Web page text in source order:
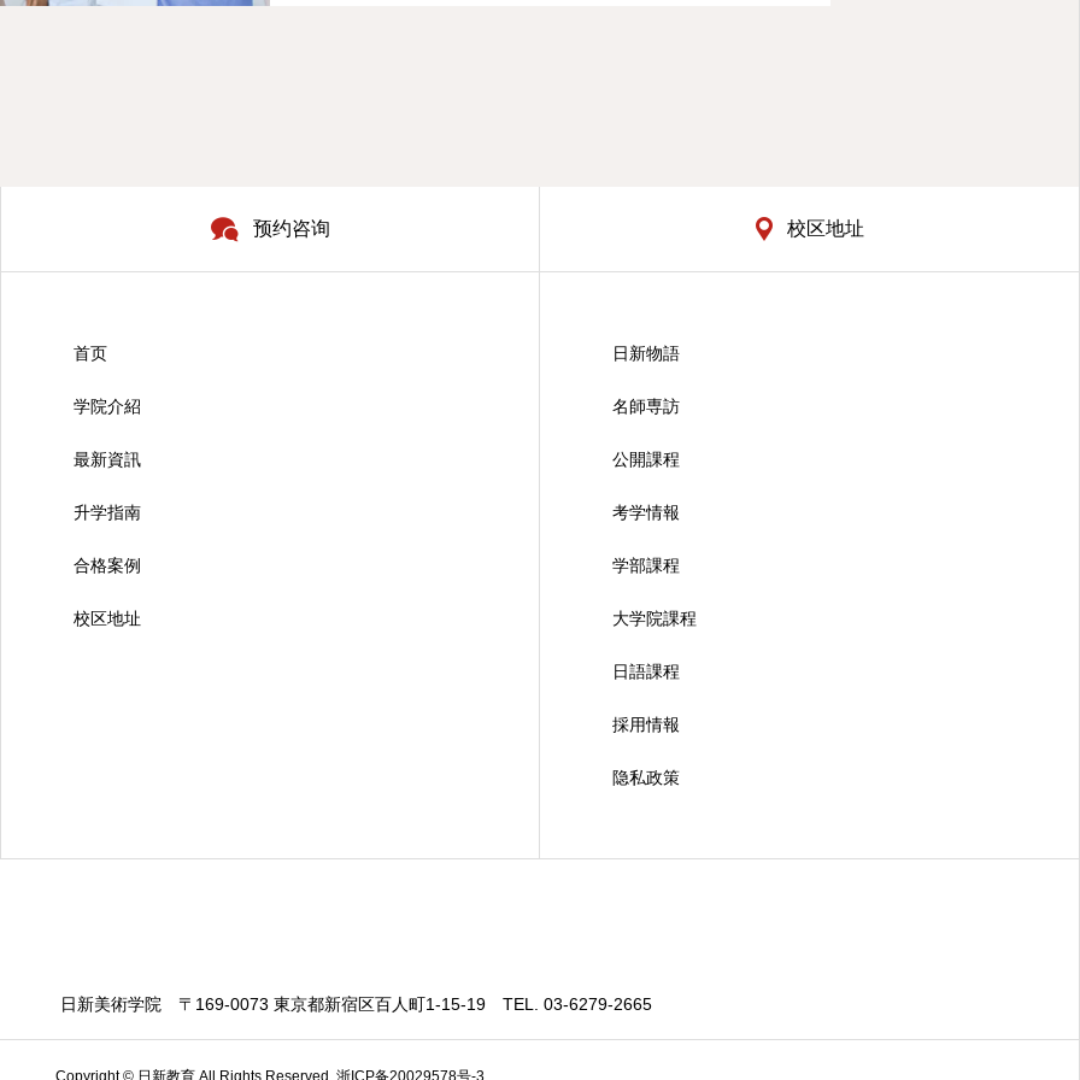
预约咨询 校区地址
首页
学院介紹
最新資訊
升学指南
合格案例
校区地址
日新物語
名師専訪
公開課程
考学情報
学部課程
大学院課程
日語課程
採用情報
隐私政策
日新美術学院 〒169-0073 東京都新宿区百人町1-15-19 TEL. 03-6279-2665
Copyright © 日新教育 All Rights Reserved. 浙ICP备20029578号-3